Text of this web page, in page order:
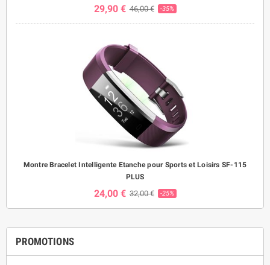
29,90 € 46,00 € -35%
Montre Bracelet Intelligente Etanche pour Sports et Loisirs SF-115
PLUS
24,00 € 32,00 € -25%
PROMOTIONS